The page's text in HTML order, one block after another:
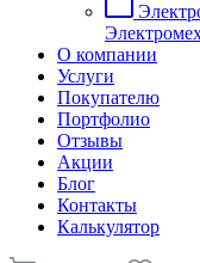
О компании
Услуги
Покупателю
Портфолио
Отзывы
Акции
Блог
Контакты
Калькулятор